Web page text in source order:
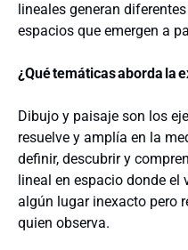
lineales generan
espacios que emergen a
¿Quétemáticasaborda la
Dibujo y paisaje son los
resuelve y amplía en la
definir, descubrir y
lineal en espacio donde el
algún lugar inexacto pero
quien observa.